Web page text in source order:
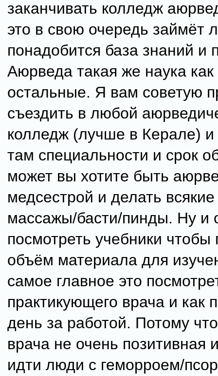
заканчивать колледж
это в свою очередь займёт
понадобится база знаний и
Аюрведа такая же наука как
остальные. Я вам советую
съездить в любой
колледж (лучше в Керале) и
там специальности и срок
может вы хотите быть
медсестрой и делать
массажы/басти/пинды. Ну и
посмотреть учебники чтобы
объём материала для
самое главное это
практикующего врача и как
день за работой. Потому
врача не очень позитивная
идти люди с геморроем/